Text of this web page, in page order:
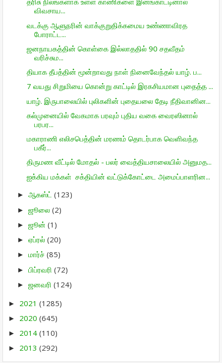
விவசாய...
வடக்கு ஆளுநரின் வாக்குறுதிக்கமைய உண்ணாவிரத
போராட்ட...
ஜனநாயகத்தின் கொள்கை இல்லாததில் 90 சதவீதம்
வரிச்சும...
தியாக தீபத்தின் மூன்றாவது நாள் நினைவேந்தல் யாழ். ப...
7 வயது சிறுமியை கொன்று காட்டில் இரகசியமான புதைத்த ...
யாழ். இருபாலையில் புலிகளின் புதையலை தேடி நீதிவானின...
கல்முனையில் வேகமாக பரவும் புதிய வகை வைரஸினால்
பரபர...
மகாராணி எலிசபெத்தின் மரணம் தொடர்பாக வெளிவந்த
பகீர்...
திருமண வீட்டில் மோதல் - பலர் வைத்தியசாலையில் அனுமத...
ஐக்கிய மக்கள் சக்தியின் வட்டுக்கோட்டை அமைப்பாளரின...
► ஆகஸ்ட் (123)
► ஜூலை (2)
► ஜூன் (1)
► ஏப்ரல் (20)
► மார்ச் (85)
► பிப்ரவரி (72)
► ஜனவரி (124)
► 2021 (1285)
► 2020 (645)
► 2014 (110)
► 2013 (292)